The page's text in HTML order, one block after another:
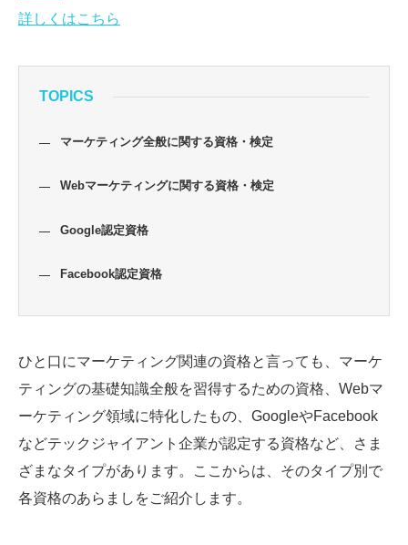
詳しくはこちら
TOPICS
マーケティング全般に関する資格・検定
Webマーケティングに関する資格・検定
Google認定資格
Facebook認定資格
ひと口にマーケティング関連の資格と言っても、マーケ
ティングの基礎知識全般を習得するための資格、Webマ
ーケティング領域に特化したもの、GoogleやFacebook
などテックジャイアント企業が認定する資格など、さま
ざまなタイプがあります。ここからは、そのタイプ別で
各資格のあらましをご紹介します。